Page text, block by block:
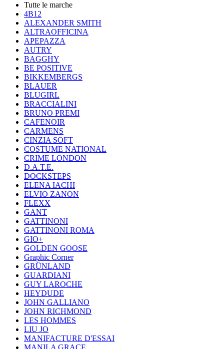
Tutte le marche
4B12
ALEXANDER SMITH
ALTRAOFFICINA
APEPAZZA
AUTRY
BAGGHY
BE POSITIVE
BIKKEMBERGS
BLAUER
BLUGIRL
BRACCIALINI
BRUNO PREMI
CAFENOIR
CARMENS
CINZIA SOFT
COSTUME NATIONAL
CRIME LONDON
D.A.T.E.
DOCKSTEPS
ELENA IACHI
ELVIO ZANON
FLEXX
GANT
GATTINONI
GATTINONI ROMA
GIO+
GOLDEN GOOSE
Graphic Corner
GRÜNLAND
GUARDIANI
GUY LAROCHE
HEYDUDE
JOHN GALLIANO
JOHN RICHMOND
LES HOMMES
LIU JO
MANIFACTURE D'ESSAI
MANILA GRACE